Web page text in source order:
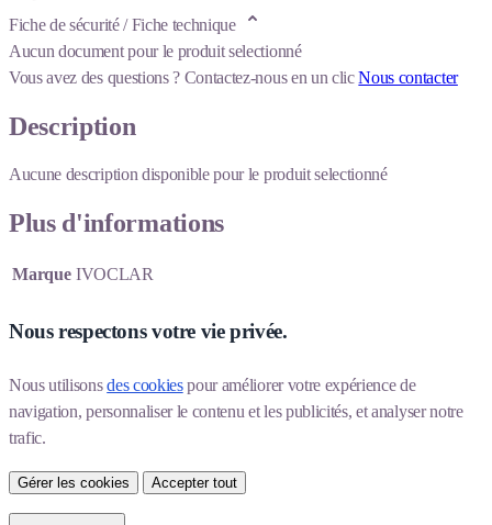
Fiche de sécurité / Fiche technique
Aucun document pour le produit selectionné
Vous avez des questions ? Contactez-nous en un clicNous contacter
Description
Aucune description disponible pour le produit selectionné
Plus d'informations
Marque IVOCLAR
Nous respectons votre vie privée.
Nous utilisons des cookies pour améliorer votre expérience de
navigation, personnaliser le contenu et les publicités, et analyser notre
trafic.
Gérer les cookies Accepter tout